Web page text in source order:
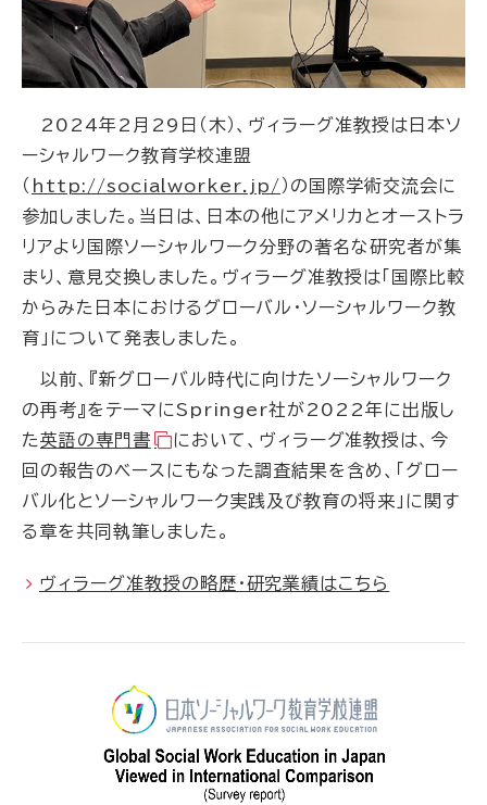
2024年2月29日（木）、ヴィラーグ准教授は日本ソ
ーシャルワーク教育学校連盟
（ http://socialworker.jp/ ）の国際学術交流会に
参加しました。当日は、日本の他にアメリカとオーストラ
リアより国際ソーシャルワーク分野の著名な研究者が集
まり、意見交換しました。ヴィラーグ准教授は「国際比較
からみた日本におけるグローバル・ソーシャルワーク教
育」について発表しました。
以前、『新グローバル時代に向けたソーシャルワーク
の再考』をテーマにSpringer社が2022年に出版し
た英語の専門書
において、ヴィラーグ准教授は、今
回の報告のベースにもなった調査結果を含め、「グロー
バル化とソーシャルワーク実践及び教育の将来」に関す
る章を共同執筆しました。
ヴィラーグ准教授の略歴・研究業績はこちら